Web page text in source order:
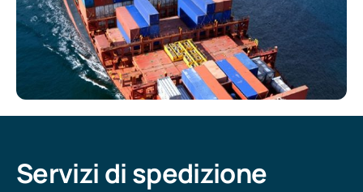
Servizi di spedizione